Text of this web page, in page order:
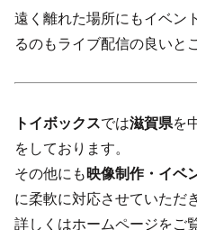
遠く離れた場所にもイベン
るのもライブ配信の良いと
トイボックスでは滋賀県を
をしております。
その他にも映像制作・イベ
に柔軟に対応させていただ
詳しくはホームページをご